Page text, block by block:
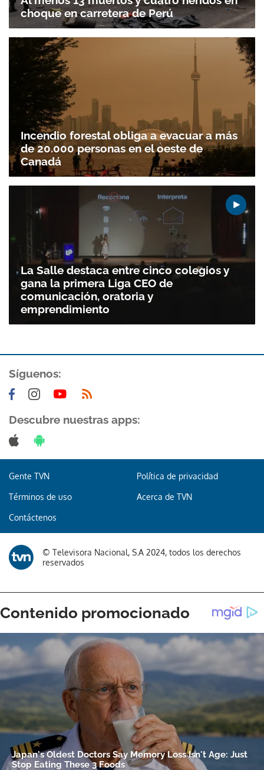
Gracias por suscribirte a nuestro boletín.
ACEPTAR
choque en carretera de Perú
Incendio forestal obliga a evacuar a más
de 20.000 personas en el oeste de
Canadá
La Salle destaca entre cinco colegios y
gana la primera Liga CEO de
comunicación, oratoria y
emprendimiento
Síguenos:
Descubre nuestras apps:
Gente TVN Política de privacidad
Términos de uso Acerca de TVN
Contáctenos
© Televisora Nacional, S.A 2024, todos los derechos
reservados